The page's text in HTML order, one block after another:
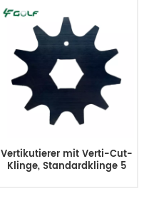
Vertikutierer mit Verti-Cut-
Klinge, Standardklinge 5